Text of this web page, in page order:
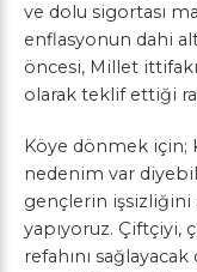
ve dolu sigortası
enflasyonun dahi
öncesi, Millet
olarak teklif ettiği
Köye dönmek için;
nedenim var
gençlerin işsizliğini
yapıyoruz. Çiftçiyi,
refahını